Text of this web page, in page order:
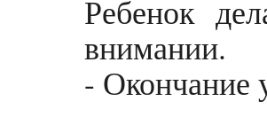
Ребенок
внимании.
- Окончание